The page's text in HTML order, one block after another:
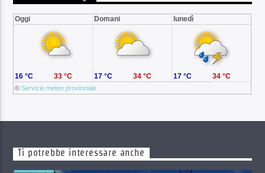
Oggi Domani lunedì
©Servizio meteo provinciale
16 °C 33 °C 17 °C 34 °C 17 °C 34 °C
Ti potrebbe interessare anche